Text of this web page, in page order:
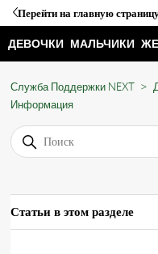
Перейти на главную
ДЕВОЧКИ МАЛЬЧИКИ
Служба Поддержки NEXT
Информация
Статьи в этом разделе